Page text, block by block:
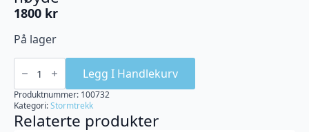
1800 kr
På lager
Stormtrekk
spa
90
cm
høyde
Legg I Handlekurv
Produktnummer: 100732
Kategori:Stormtrekk
Relaterte produkter